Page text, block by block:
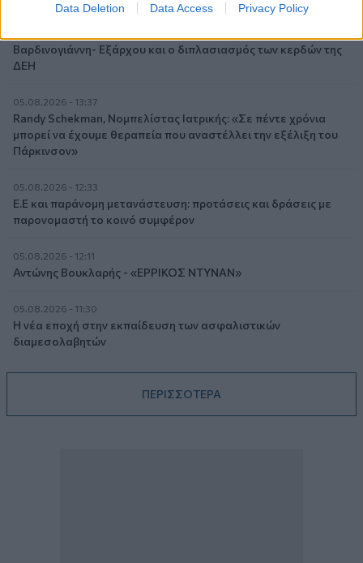
Data Deletion Data Access Privacy Policy
Η γαλλική «ψήφος» στο «καλώδιο» και τα συμφέροντα, οι
Βαρδινογιάννη- Εξάρχου και ο διπλασιασμός των κερδών της
ΔΕΗ
05.08.2026 - 13:37
Randy Schekman, Νομπελίστας Ιατρικής: «Σε πέντε χρόνια
μπορεί να έχουμε θεραπεία που αναστέλλει την εξέλιξη του
Πάρκινσον»
05.08.2026 - 12:33
Ε.Ε και παράνομη μετανάστευση: προτάσεις και δράσεις με
παρονομαστή το κοινό συμφέρον
05.08.2026 - 12:11
Αντώνης Βουκλαρής - «ΕΡΡΙΚΟΣ ΝΤΥΝΑΝ»
05.08.2026 - 11:30
Η νέα εποχή στην εκπαίδευση των ασφαλιστικών
διαμεσολαβητών
ΠΕΡΙΣΣΟΤΕΡΑ